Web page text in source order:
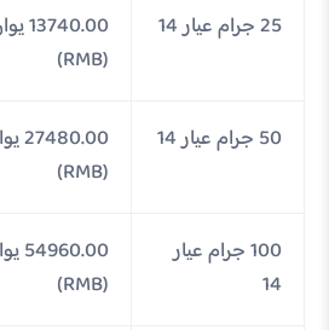
25 جرام عيار 14
(RMB)
50 جرام عيار 14
(RMB)
100 جرام عيار
14
(RMB)